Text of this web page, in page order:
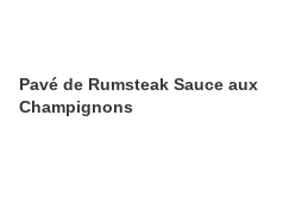
Pavé de Rumsteak Sauce aux
Champignons